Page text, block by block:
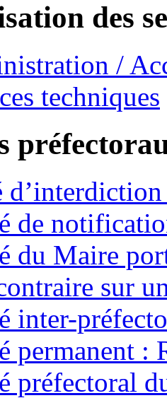
des
/
techniques
de
du Maire
sur
inter-
permanent :
préfectoral